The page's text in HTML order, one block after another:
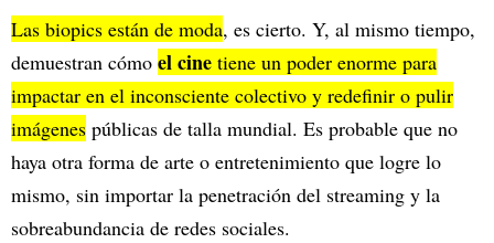
Las biopics están de moda, es cierto. Y, al mismo tiempo,
demuestran cómo el cine tiene un poder enorme para
impactar en el inconsciente colectivo y redefinir o pulir
imágenes públicas de talla mundial. Es probable que no
haya otra forma de arte o entretenimiento que logre lo
mismo, sin importar la penetración del streaming y la
sobreabundancia de redes sociales.